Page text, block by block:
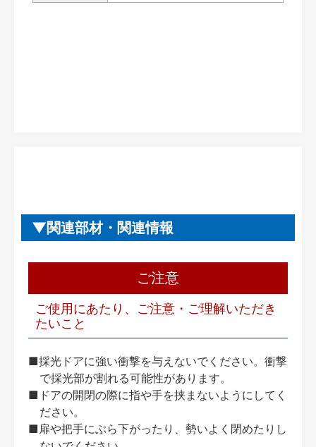
関連部材・関連情報
ご注意
ご使用にあたり、ご注意・ご理解いただき
たいこと
■採光ドアに強い衝撃を与えないでください。衝撃
で採光部が割れる可能性があります。
■ドアの開閉の際に指や手を挟まないようにしてく
ださい。
■扉や把手にぶら下がったり、勢いよく閉めたりし